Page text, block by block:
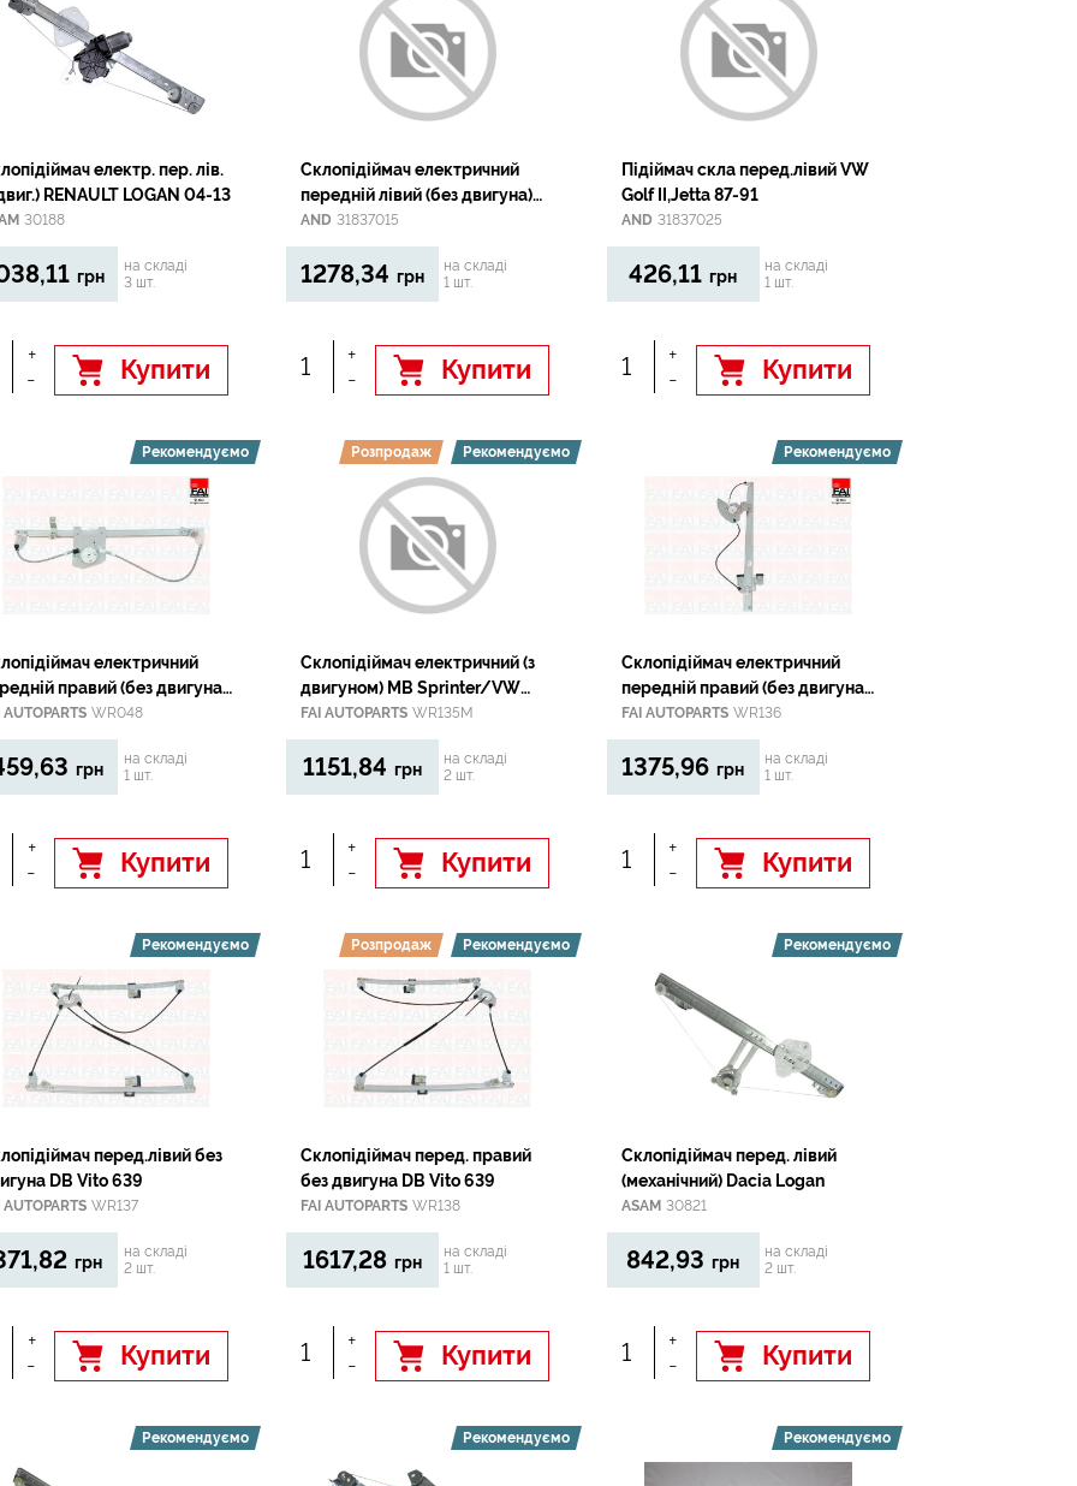
електр. пер. лів.
RENAULT LOGAN 04-13
30188
грн
на складі
3 шт.
+
-
Купити
Склопідіймач електричний
передній лівий (без двигуна)
VAG A6/Avant(C5) 97-
AND 31837015
1278,34 грн
на складі
1 шт.
+
-
Купити
Пiдiймач скла перед.лiвий VW
Golf II,Jetta 87-91
AND 31837025
426,11 грн
на складі
1 шт.
+
-
Купити
Рекомендуємо
електричний
правий (без двигуна)
Ducato 2006-
AUTOPARTS WR048
грн
на складі
1 шт.
+
-
Купити
Розпродаж Рекомендуємо
Склопідіймач електричний (з
двигуном) MB Sprinter/VW
Crafter 06-
FAI AUTOPARTS WR135M
1151,84 грн
на складі
2 шт.
+
-
Купити
Рекомендуємо
Склопідіймач електричний
передній правий (без двигуна)
MB Sprinter 2006-
FAI AUTOPARTS WR136
1375,96 грн
на складі
1 шт.
+
-
Купити
Рекомендуємо
перед.лівий без
DB Vito 639
AUTOPARTS WR137
грн
на складі
2 шт.
+
-
Купити
Розпродаж Рекомендуємо
Склопідіймач перед. правий
без двигуна DB Vito 639
FAI AUTOPARTS WR138
1617,28 грн
на складі
1 шт.
+
-
Купити
Рекомендуємо
Склопідіймач перед. лівий
(механічний) Dacia Logan
ASAM 30821
842,93 грн
на складі
2 шт.
+
-
Купити
Рекомендуємо Рекомендуємо Рекомендуємо